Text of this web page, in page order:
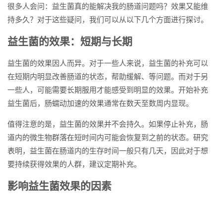
很多人会问：益生菌真的能解决我的肠道问题吗？效果又能维
持多久？对于这些疑问，我们可以从以下几个方面进行探讨。
益生菌的效果：短期与长期
益生菌的效果因人而异。对于一些人来说，益生菌的补充可以
在短期内明显改善肠道的状态，帮助缓解、等问题。而对于另
一些人，可能需要长期服用才能感受到明显的效果。开始补充
益生菌后，肠蠕动加速的效果通常在数天至数周内显现。
值得注意的是，益生菌的效果并不会持久。如果停止补充，肠
道内的微生物群落在短时间内可能会恢复到之前的状态。研究
表明，益生菌在肠道内的生存时间一般只有几天，因此对于想
要持续获得效果的人群，建议定期补充。
影响益生菌效果的因素